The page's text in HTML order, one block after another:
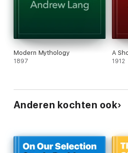
Modern Mythology
1897
A
1912
Anderen kochten ook